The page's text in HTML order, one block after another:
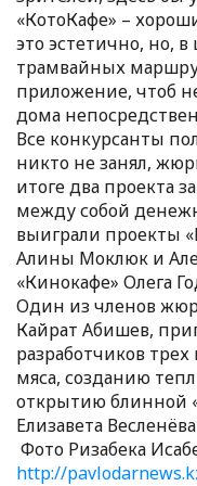
«КотоКафе» –
это эстетично, но,
трамвайных
приложение, чтоб
дома
Все конкурсанты
никто не занял,
итоге два проекта
между собой
выиграли проекты
Алины Моклюк и
«Кинокафе» Олега
Один из членов
Кайрат Абишев,
разработчиков
мяса, созданию
открытию блинной
Елизавета Весленёва
Фото Ризабека
http://